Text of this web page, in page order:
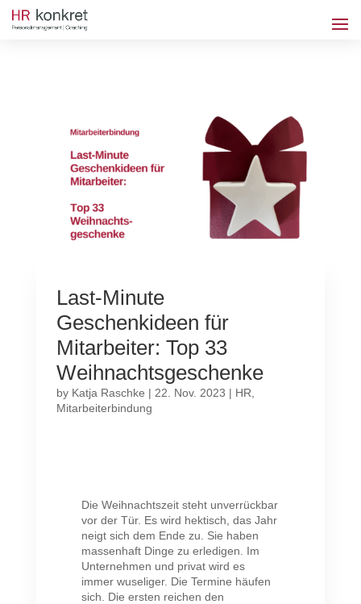
Last-Minute
Geschenkideen für
Mitarbeiter: Top 33
Weihnachtsgeschenke
by Katja Raschke | 22. Nov. 2023 | HR
Mitarbeiterbindung
Die Weihnachtszeit steht unverrückbar
vor der Tür. Es wird hektisch, das Jahr
neigt sich dem Ende zu. Sie haben
massenhaft Dinge zu erledigen. Im
Unternehmen und privat wird es
immer wuseliger. Die Termine häufen
sich. Die ersten reichen den